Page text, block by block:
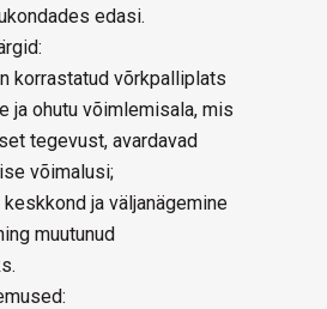
edasi.
korrastatud võrkpalliplats
ja ohutu võimlemisala, mis
tegevust, avardavad
võimalusi;
keskkond ja väljanägemine
muutunud